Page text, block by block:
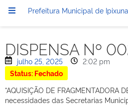
Prefeitura Municipal de Ipixuna
DISPENSA Nº
julho 25, 2025
2:02 pm
Status: Fechado
“AQUISIÇÃO DE FRAGMENTADORA
necessidades das Secretarias